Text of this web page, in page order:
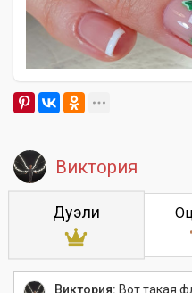
Виктория
Дуэли
Виктория: Вот такая